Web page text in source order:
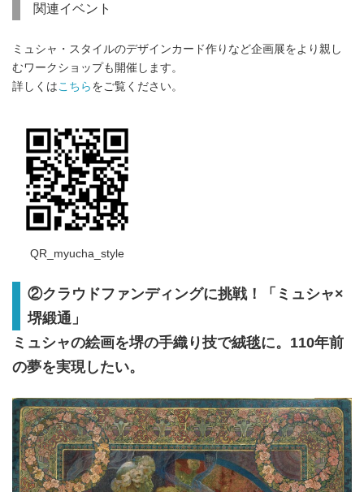
関連イベント
ミュシャ・スタイルのデザインカード作りなど企画展をより親し
むワークショップも開催します。
詳しくは こちら をご覧ください。
QR_myucha_style
②クラウドファンディングに挑戦！「ミュシャ×
堺緞通」
ミュシャの絵画を堺の手織り技で絨毯に。110年前
の夢を実現したい。